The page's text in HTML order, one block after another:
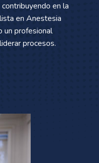
en la
en Anestesia
un profesional
procesos.